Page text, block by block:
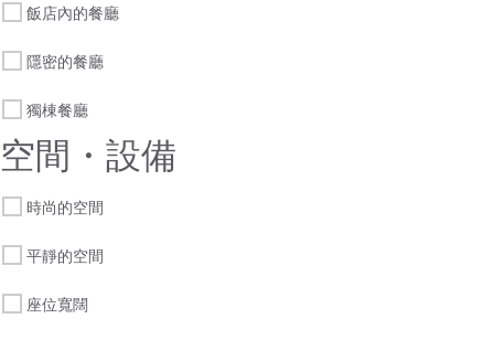
飯店內的餐廳
隱密的餐廳
獨棟餐廳
空間・設備
時尚的空間
平靜的空間
座位寬闊